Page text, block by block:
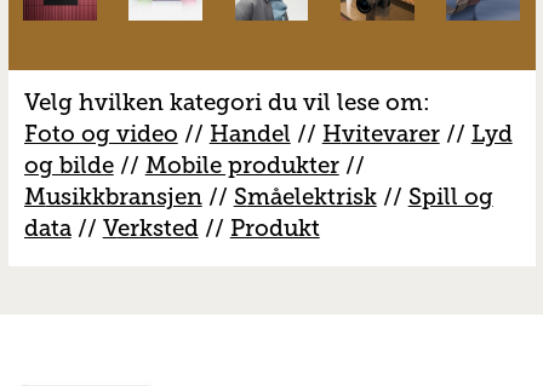
Velg hvilken kategori du vil lese om:
Foto og video // Handel // Hvitevarer// Lyd
og bilde// Mobile produkter//
Musikkbransjen// Småelektrisk// Spill og
data// Verksted// Produkt